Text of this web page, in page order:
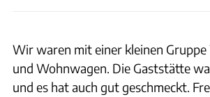
Wir waren mit einer kleinen
und Wohnwagen. Die Gaststätte
und es hat auch gut geschmeckt.